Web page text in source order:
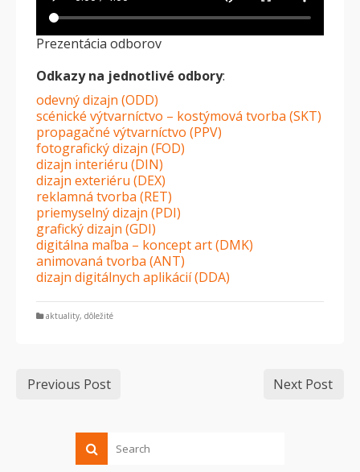
Prezentácia odborov
Odkazy na jednotlivé odbory:
odevný dizajn (ODD)
scénické výtvarníctvo – kostýmová tvorba (SKT)
propagačné výtvarníctvo (PPV)
fotografický dizajn (FOD)
dizajn interiéru (DIN)
dizajn exteriéru (DEX)
reklamná tvorba (RET)
priemyselný dizajn (PDI)
grafický dizajn (GDI)
digitálna maľba – koncept art (DMK)
animovaná tvorba (ANT)
dizajn digitálnych aplikácií (DDA)
aktuality, dôležité
Previous Post Next Post